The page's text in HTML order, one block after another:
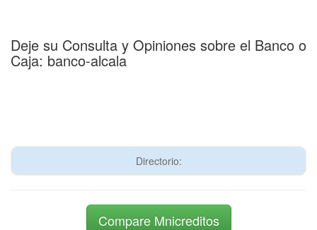
Deje su Consulta y Opiniones sobre el Banco o
Caja: banco-alcala
Directorio:
Compare Mnicreditos